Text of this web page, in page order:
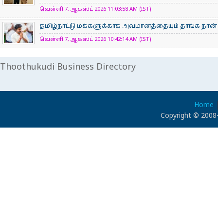
வெள்ளி 7, ஆகஸ்ட் 2026 11:03:58 AM (IST)
தமிழ்நாட்டு மக்களுக்காக அவமானத்தையும் தாங்க நான்
வெள்ளி 7, ஆகஸ்ட் 2026 10:42:14 AM (IST)
Thoothukudi Business Directory
Home
Copyright ©